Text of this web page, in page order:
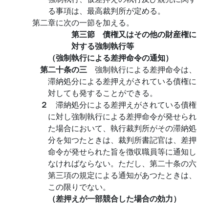
る事項は、最高裁判所が定める。
第二章に次の一節を加える。
第三節 債権又はその他の財産権に
対する強制執行等
（強制執行による差押命令の通知）
第二十条の三 強制執行による差押命令は、
滞納処分による差押えがされている債権に
対しても発することができる。
２ 滞納処分による差押えがされている債権
に対し強制執行による差押命令が発せられ
た場合において、執行裁判所がその滞納処
分を知つたときは、裁判所書記官は、差押
命令が発せられた旨を徴収職員等に通知し
なければならない。ただし、第二十条の六
第三項の規定による通知があつたときは、
この限りでない。
（差押えが一部競合した場合の効力）